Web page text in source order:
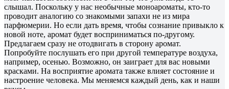
слышал. Поскольку у нас необычные моноароматы, кто-то
проводит аналогию со знакомыми запахи не из мира
парфюмерии. Но если дать время, чтобы сознание привыкло к
новой ноте, аромат будет восприниматься по-другому.
Предлагаем сразу не отодвигать в сторону аромат.
Попробуйте послушать его при другой температуре воздуха,
например, осенью. Возможно, он заиграет для вас новыми
красками. На восприятие аромата также влияет состояние и
настроение человека. Мы меняемся каждый день, как и наши